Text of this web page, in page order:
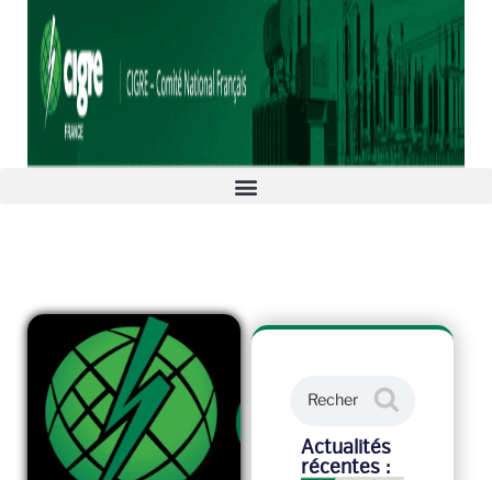
Actualités
récentes :